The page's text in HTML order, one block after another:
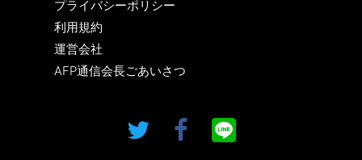
プライバシーポリシー
利用規約
運営会社
AFP通信会長ごあいさつ